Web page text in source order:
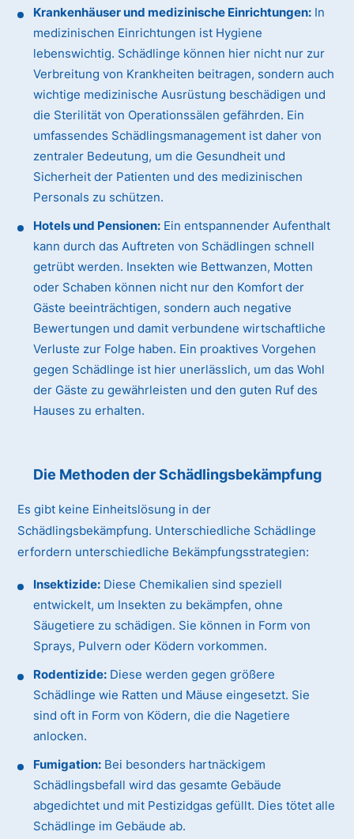
Krankenhäuser und medizinische Einrichtungen: In
medizinischen Einrichtungen ist Hygiene
lebenswichtig. Schädlinge können hier nicht nur zur
Verbreitung von Krankheiten beitragen, sondern auch
wichtige medizinische Ausrüstung beschädigen und
die Sterilität von Operationssälen gefährden. Ein
umfassendes Schädlingsmanagement ist daher von
zentraler Bedeutung, um die Gesundheit und
Sicherheit der Patienten und des medizinischen
Personals zu schützen.
Hotels und Pensionen: Ein entspannender Aufenthalt
kann durch das Auftreten von Schädlingen schnell
getrübt werden. Insekten wie Bettwanzen, Motten
oder Schaben können nicht nur den Komfort der
Gäste beeinträchtigen, sondern auch negative
Bewertungen und damit verbundene wirtschaftliche
Verluste zur Folge haben. Ein proaktives Vorgehen
gegen Schädlinge ist hier unerlässlich, um das Wohl
der Gäste zu gewährleisten und den guten Ruf des
Hauses zu erhalten.
Die Methoden der Schädlingsbekämpfung
Es gibt keine Einheitslösung in der
Schädlingsbekämpfung. Unterschiedliche Schädlinge
erfordern unterschiedliche Bekämpfungsstrategien:
Insektizide: Diese Chemikalien sind speziell
entwickelt, um Insekten zu bekämpfen, ohne
Säugetiere zu schädigen. Sie können in Form von
Sprays, Pulvern oder Ködern vorkommen.
Rodentizide: Diese werden gegen größere
Schädlinge wie Ratten und Mäuse eingesetzt. Sie
sind oft in Form von Ködern, die die Nagetiere
anlocken.
Fumigation: Bei besonders hartnäckigem
Schädlingsbefall wird das gesamte Gebäude
abgedichtet und mit Pestizidgas gefüllt. Dies tötet alle
Schädlinge im Gebäude ab.